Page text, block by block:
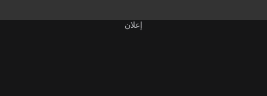
إعلان